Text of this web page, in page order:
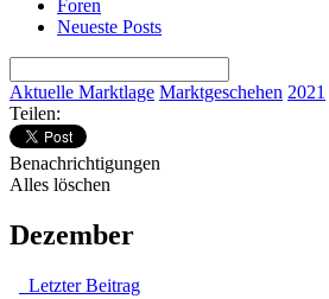
Foren
Neueste Posts
Aktuelle Marktlage Marktgeschehen 2021
Teilen:
Benachrichtigungen
Alles löschen
Dezember
Letzter Beitrag